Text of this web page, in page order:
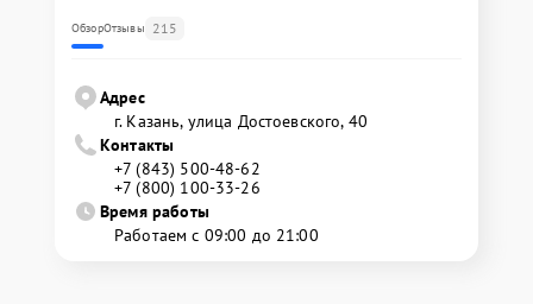
ОбзорОтзывы 215
Адрес
г. Казань, улица Достоевского, 40
Контакты
+7 (843) 500-48-62
+7 (800) 100-33-26
Время работы
Работаем с 09:00 до 21:00